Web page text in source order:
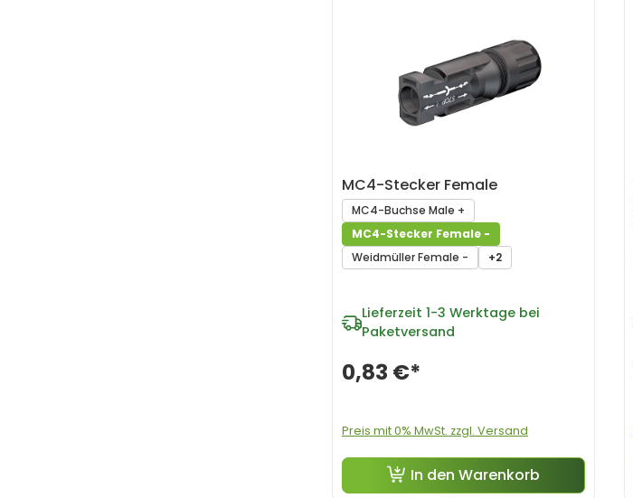
MC4-Stecker Female
MC4-Buchse Male +
MC4-Stecker Female -
Weidmüller Female -
+2
Lieferzeit 1-3 Werktage bei
Paketversand
0,83 €*
Preis mit 0% MwSt. zzgl. Versand
In den Warenkorb